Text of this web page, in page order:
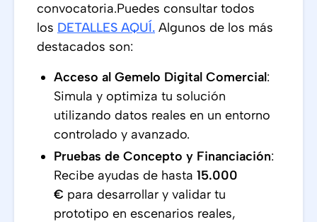
convocatoria.Puedes consultar todos
los DETALLES AQUÍ. Algunos de los más
destacados son:
Acceso al Gemelo Digital Comercial:
Simula y optimiza tu solución
utilizando datos reales en un entorno
controlado y avanzado.
Pruebas de Concepto y Financiación:
Recibe ayudas de hasta 15.000
€ para desarrollar y validar tu
prototipo en escenarios reales,